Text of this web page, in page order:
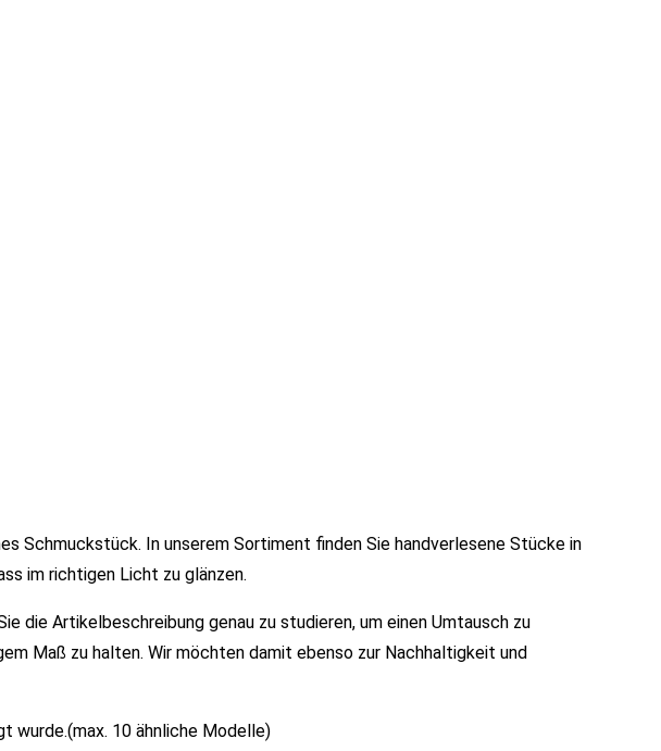
Schmuckstück. In unserem Sortiment finden Sie handverlesene Stücke in
im richtigen Licht zu glänzen.
die Artikelbeschreibung genau zu studieren, um einen Umtausch zu
Maß zu halten. Wir möchten damit ebenso zur Nachhaltigkeit und
wurde.(max. 10 ähnliche Modelle)